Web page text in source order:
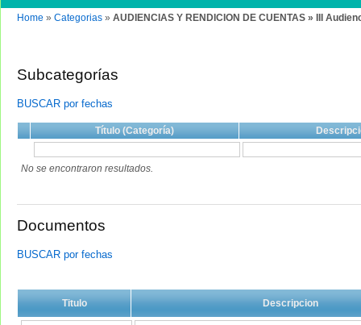
Home » Categorias » AUDIENCIAS Y RENDICION DE CUENTAS » III
Subcategorías
BUSCAR por fechas
Título (Categoría)
No se encontraron resultados.
Documentos
BUSCAR por fechas
Titulo Descripcion